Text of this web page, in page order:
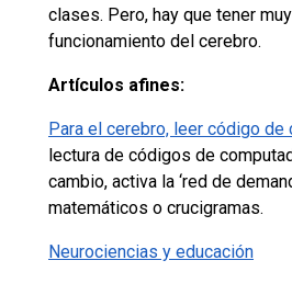
clases. Pero, hay que tener
funcionamiento del cerebro.
Artículos afines:
Para el cerebro, leer código
lectura de códigos de
cambio, activa la ‘red de
matemáticos o crucigramas.
Neurociencias y educación